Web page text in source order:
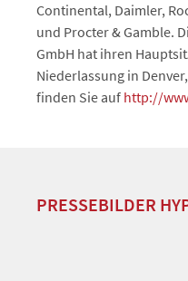
Continental, Daimler,
und Procter & Gamble.
GmbH hat ihren
Niederlassung in
finden Sie auf http://
PRESSEBILDER